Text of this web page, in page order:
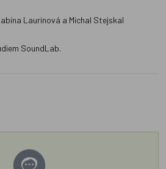
Laurinová a Michal Stejskal
SoundLab.